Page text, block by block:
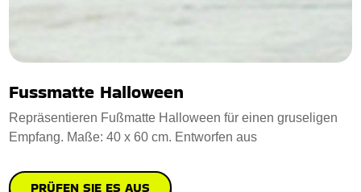
Fussmatte Halloween
Repräsentieren Fußmatte Halloween für einen gruseligen
Empfang. Maße: 40 x 60 cm. Entworfen aus
PRÜFEN SIE ES AUS